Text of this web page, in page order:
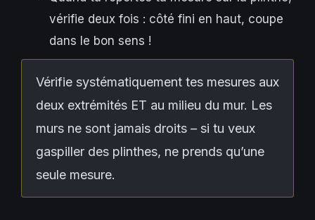
vérifie deux fois : côté fini en haut, coupe
dans le bon sens !
Vérifie systématiquement tes mesures aux
deux extrémités ET au milieu du mur. Les
murs ne sont jamais droits – si tu veux
gaspiller des plinthes, ne prends qu’une
seule mesure.